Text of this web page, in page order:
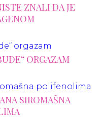
ZNALI DA JE
ORGAZAM
SIROMAŠNA